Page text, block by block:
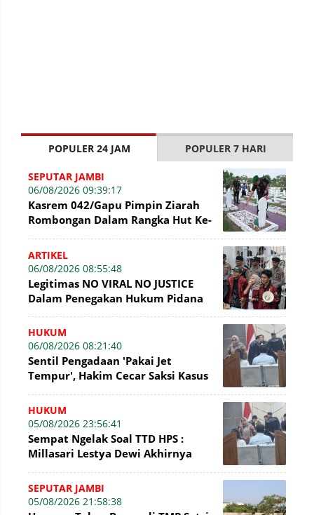
POPULER 24 JAM POPULER 7 HARI
SEPUTAR JAMBI
06/08/2026 09:39:17
Kasrem 042/Gapu Pimpin Ziarah
Rombongan Dalam Rangka Hut Ke-
ARTIKEL
06/08/2026 08:55:48
Legitimas NO VIRAL NO JUSTICE
Dalam Penegakan Hukum Pidana
HUKUM
06/08/2026 08:21:40
Sentil Pengadaan 'Pakai Jet
Tempur', Hakim Cecar Saksi Kasus
HUKUM
05/08/2026 23:56:41
Sempat Ngelak Soal TTD HPS :
Millasari Lestya Dewi Akhirnya
SEPUTAR JAMBI
05/08/2026 21:58:38